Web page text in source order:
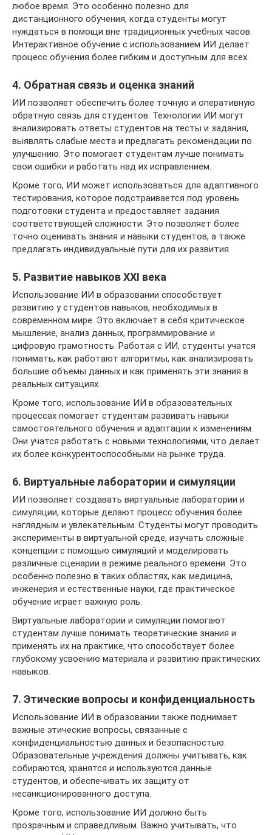
любое время. Это особенно полезно для
дистанционного обучения, когда студенты могут
нуждаться в помощи вне традиционных учебных часов.
Интерактивное обучение с использованием ИИ делает
процесс обучения более гибким и доступным для всех.
4. Обратная связь и оценка знаний
ИИ позволяет обеспечить более точную и оперативную
обратную связь для студентов. Технологии ИИ могут
анализировать ответы студентов на тесты и задания,
выявлять слабые места и предлагать рекомендации по
улучшению. Это помогает студентам лучше понимать
свои ошибки и работать над их исправлением.
Кроме того, ИИ может использоваться для адаптивного
тестирования, которое подстраивается под уровень
подготовки студента и предоставляет задания
соответствующей сложности. Это позволяет более
точно оценивать знания и навыки студентов, а также
предлагать индивидуальные пути для их развития.
5. Развитие навыков XXI века
Использование ИИ в образовании способствует
развитию у студентов навыков, необходимых в
современном мире. Это включает в себя критическое
мышление, анализ данных, программирование и
цифровую грамотность. Работая с ИИ, студенты учатся
понимать, как работают алгоритмы, как анализировать
большие объемы данных и как применять эти знания в
реальных ситуациях.
Кроме того, использование ИИ в образовательных
процессах помогает студентам развивать навыки
самостоятельного обучения и адаптации к изменениям.
Они учатся работать с новыми технологиями, что делает
их более конкурентоспособными на рынке труда.
6. Виртуальные лаборатории и симуляции
ИИ позволяет создавать виртуальные лаборатории и
симуляции, которые делают процесс обучения более
наглядным и увлекательным. Студенты могут проводить
эксперименты в виртуальной среде, изучать сложные
концепции с помощью симуляций и моделировать
различные сценарии в режиме реального времени. Это
особенно полезно в таких областях, как медицина,
инженерия и естественные науки, где практическое
обучение играет важную роль.
Виртуальные лаборатории и симуляции помогают
студентам лучше понимать теоретические знания и
применять их на практике, что способствует более
глубокому усвоению материала и развитию практических
навыков.
7. Этические вопросы и конфиденциальность
Использование ИИ в образовании также поднимает
важные этические вопросы, связанные с
конфиденциальностью данных и безопасностью.
Образовательные учреждения должны учитывать, как
собираются, хранятся и используются данные
студентов, и обеспечивать их защиту от
несанкционированного доступа.
Кроме того, использование ИИ должно быть
прозрачным и справедливым. Важно учитывать, что